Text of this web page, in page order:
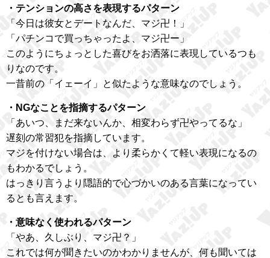
・テンションの高さを表現するパターン
「今日は彼女とデートなんだ、マジ卍！」
「パチンコで買っちゃったよ、マジ卍ー」
このようにちょっとした喜びをお洒落に表現しているつも
りなのです。
一昔前の「イェーイ」と似たような意味なのでしょう。
・NGなことを指摘するパターン
「あいつ、まだ来ないんか、相変わらず卍やってるな」
遅刻の常習犯を指摘しています。
マジを付けない場合は、より柔らかくて軽い表現になるの
もわかるでしょう。
はっきり言うより隠語的で心づかいのある言葉になってい
るとも言えます。
・意味なく使われるパターン
「やあ、久しぶり、マジ卍？」
これでは何が聞きたいのかわかりませんが、何も聞いては